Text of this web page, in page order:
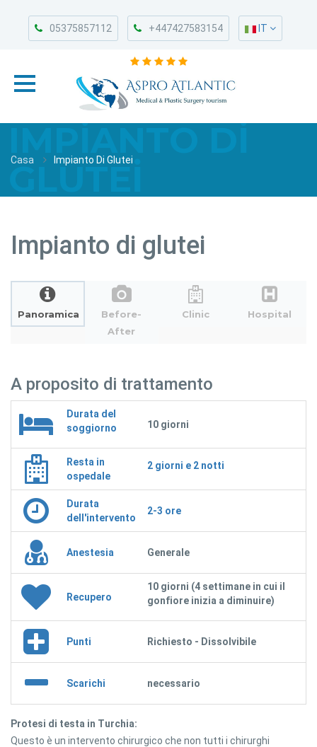
05375857112 +447427583154 IT
GLUTEI
Casa Impianto Di Glutei
Impianto di glutei
Panoramica
Before-
After
Clinic Hospital
A proposito di trattamento
Durata del
soggiorno
10 giorni
Resta in
ospedale
2 giorni e 2 notti
Durata
dell'intervento
2-3 ore
Anestesia Generale
Recupero
10 giorni (4 settimane in cui il
gonfiore inizia a diminuire)
Punti Richiesto - Dissolvibile
Scarichi necessario
Protesi di testa in Turchia:
Questo è un intervento chirurgico che non tutti i chirurghi